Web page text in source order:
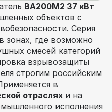
ВА200M2 37 кВт
объектов с
Серия
зонах, где возможно
смесей категорий
взрывозащиты
строгим российским
в
отраслях и на
исполнения